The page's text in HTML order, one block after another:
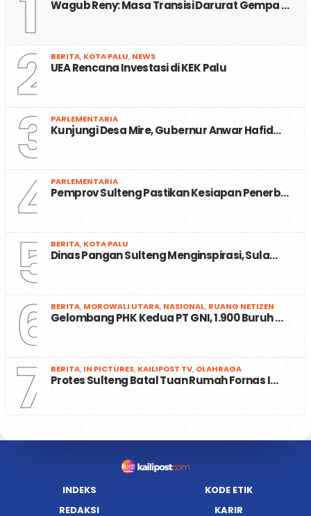
Wagub Reny: Masa Transisi Darurat Gempa …
2 BERITA, KOTA PALU, NEWS
UEA Rencana Investasi di KEK Palu
3 PARLEMENTARIA
Kunjungi Desa Mire, Gubernur Anwar Hafid…
4 PARLEMENTARIA
Pemprov Sulteng Pastikan Kesiapan Penerb…
5 BERITA, KOTA PALU
Dinas Pangan Sulteng Menginspirasi, Sula…
6 BERITA, MOROWALI UTARA, NASIONAL, RUANG NETIZEN
Gelombang PHK Kedua PT GNI, 1.900 Buruh …
7 BERITA, IN PICTURES, KAILIPOST TV, OLAHRAGA
Protes Sulteng Batal Tuan Rumah Fornas I…
INDEKS
KODE ETIK
REDAKSI
KARIR